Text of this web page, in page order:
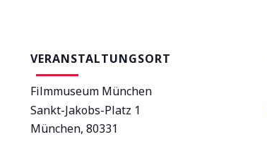
VERANSTALTUNGSORT
Filmmuseum München
Sankt-Jakobs-Platz 1
München, 80331